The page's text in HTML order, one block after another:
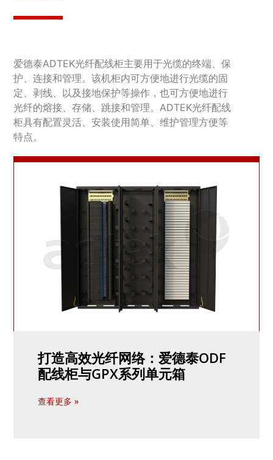
爱德泰ADTEK光纤配线柜主要用于光缆的终端、保
护、连接和管理。该机柜内可方便地进行光缆的固
定、剥线、以及接地保护等操作，也可方便地进行
光纤的熔接、存储、跳接和管理。ADTEK光纤配线
柜具有配置灵活、安装使用简单、维护管理方便等
特点。
打造高效光纤网络：爱德泰ODF
配线柜与GPX系列单元箱
查看更多 »